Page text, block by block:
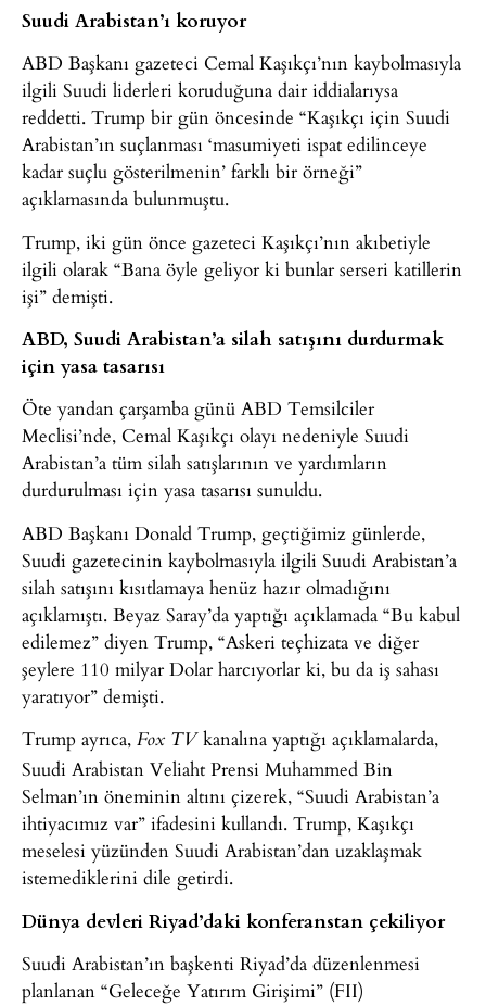
Suudi Arabistan’ı koruyor
ABD Başkanı gazeteci Cemal Kaşıkçı’nın kaybolmasıyla
ilgili Suudi liderleri koruduğuna dair iddialarıysa
reddetti. Trump bir gün öncesinde “Kaşıkçı için Suudi
Arabistan’ın suçlanması ‘masumiyeti ispat edilinceye
kadar suçlu gösterilmenin’ farklı bir örneği”
açıklamasında bulunmuştu.
Trump, iki gün önce gazeteci Kaşıkçı’nın akıbetiyle
ilgili olarak “Bana öyle geliyor ki bunlar serseri katillerin
işi” demişti.
ABD, Suudi Arabistan’a silah satışını durdurmak
için yasa tasarısı
Öte yandan çarşamba günü ABD Temsilciler
Meclisi’nde, Cemal Kaşıkçı olayı nedeniyle Suudi
Arabistan’a tüm silah satışlarının ve yardımların
durdurulması için yasa tasarısı sunuldu.
ABD Başkanı Donald Trump, geçtiğimiz günlerde,
Suudi gazetecinin kaybolmasıyla ilgili Suudi Arabistan’a
silah satışını kısıtlamaya henüz hazır olmadığını
açıklamıştı. Beyaz Saray’da yaptığı açıklamada “Bu kabul
edilemez” diyen Trump, “Askeri teçhizata ve diğer
şeylere 110 milyar Dolar harcıyorlar ki, bu da iş sahası
yaratıyor” demişti.
Trump ayrıca, Fox TVkanalına yaptığı açıklamalarda,
Suudi Arabistan Veliaht Prensi Muhammed Bin
Selman’ın öneminin altını çizerek, “Suudi Arabistan’a
ihtiyacımız var” ifadesini kullandı. Trump, Kaşıkçı
meselesi yüzünden Suudi Arabistan’dan uzaklaşmak
istemediklerini dile getirdi.
Dünya devleri Riyad’daki konferanstan çekiliyor
Suudi Arabistan’ın başkenti Riyad’da düzenlenmesi
planlanan “Geleceğe Yatırım Girişimi” (FII)